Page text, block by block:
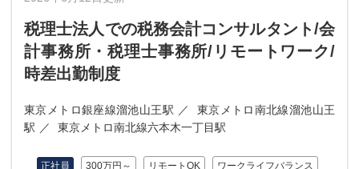
税理士法人での税務会計コンサルタント/会
計事務所・税理士事務所/リモートワーク/
時差出勤制度
東京メトロ銀座線溜池山王駅
東京メトロ南北線溜池山王
駅
東京メトロ南北線六本木一丁目駅
正社員 300万円～ リモートOK ワークライフバランス